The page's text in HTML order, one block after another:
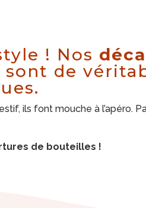
! Nos
sont de
ils font mouche à l’apéro.
de bouteilles !